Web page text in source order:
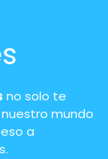
no solo te
mundo
a